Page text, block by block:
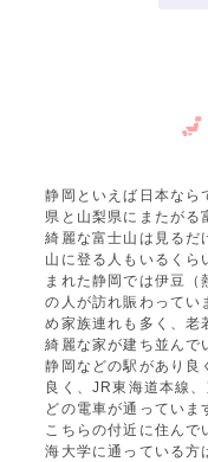
静岡といえば日本なら
県と山梨県にまたがる
綺麗な富士山は見るだ
山に登る人もいるくら
まれた静岡では伊豆（
の人が訪れ賑わってい
め家族連れも多く、老
綺麗な家が建ち並んで
静岡などの駅があり良
良く、JR東海道本線
どの電車が通っていま
こちらの付近に住ん
海大学に通っている方